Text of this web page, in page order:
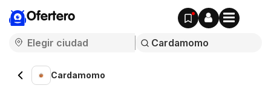
Ofertero
Cardamomo